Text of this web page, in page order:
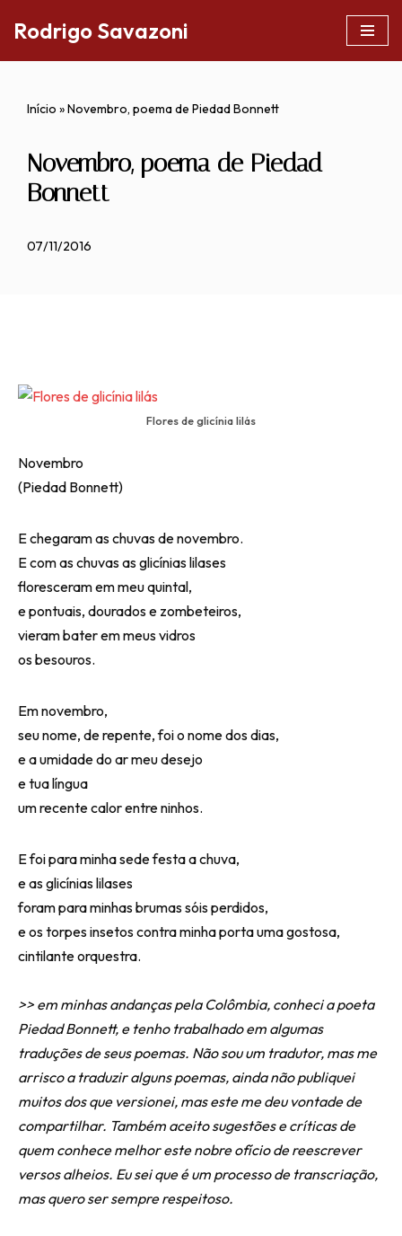
Rodrigo Savazoni
Início »Novembro, poema de Piedad Bonnett
Novembro, poema de Piedad
Bonnett
07/11/2016
Flores de glicínia lilás
Novembro
(Piedad Bonnett)
E chegaram as chuvas de novembro.
E com as chuvas as glicínias lilases
floresceram em meu quintal,
e pontuais, dourados e zombeteiros,
vieram bater em meus vidros
os besouros.
Em novembro,
seu nome, de repente, foi o nome dos dias,
e a umidade do ar meu desejo
e tua língua
um recente calor entre ninhos.
E foi para minha sede festa a chuva,
e as glicínias lilases
foram para minhas brumas sóis perdidos,
e os torpes insetos contra minha porta uma gostosa,
cintilante orquestra.
>> em minhas andanças pela Colômbia, conheci a poeta
Piedad Bonnett, e tenho trabalhado em algumas
traduções de seus poemas. Não sou um tradutor, mas me
arrisco a traduzir alguns poemas, ainda não publiquei
muitos dos que versionei, mas este me deu vontade de
compartilhar. Também aceito sugestões e críticas de
quem conhece melhor este nobre ofício de reescrever
versos alheios. Eu sei que é um processo de transcriação,
mas quero ser sempre respeitoso.